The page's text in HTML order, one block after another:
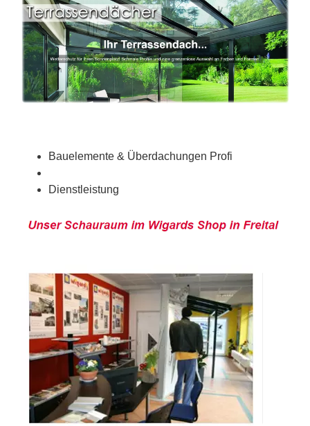
Bauelemente & Überdachungen Profi
Dienstleistung